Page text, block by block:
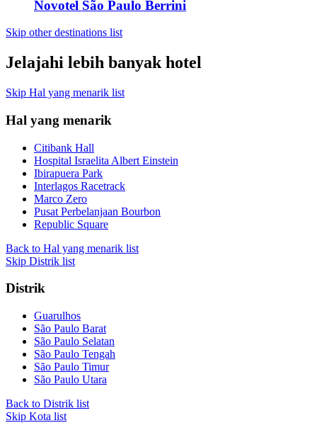
Novotel São Paulo Berrini
Skip other destinations list
Jelajahi lebih banyak hotel
Skip Hal yang menarik list
Hal yang menarik
Citibank Hall
Hospital Israelita Albert Einstein
Ibirapuera Park
Interlagos Racetrack
Marco Zero
Pusat Perbelanjaan Bourbon
Republic Square
Back to Hal yang menarik list
Skip Distrik list
Distrik
Guarulhos
São Paulo Barat
São Paulo Selatan
São Paulo Tengah
São Paulo Timur
São Paulo Utara
Back to Distrik list
Skip Kota list